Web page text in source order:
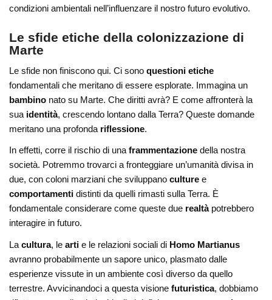
condizioni ambientali nell’influenzare il nostro futuro evolutivo.
Le sfide etiche della colonizzazione di
Marte
Le sfide non finiscono qui. Ci sonoquestioni etiche
fondamentali che meritano di essere esplorate. Immagina un
bambino nato su Marte. Che diritti avrà? E come affronterà la
sua identità, crescendo lontano dalla Terra? Queste domande
meritano una profonda riflessione.
In effetti, corre il rischio di unaframmentazione della nostra
società. Potremmo trovarci a fronteggiare un’umanità divisa in
due, con coloni marziani che sviluppanoculture e
comportamenti distinti da quelli rimasti sulla Terra. È
fondamentale considerare come queste due realtàpotrebbero
interagire in futuro.
Lacultura, learti e le relazioni sociali di Homo Martianus
avranno probabilmente un sapore unico, plasmato dalle
esperienze vissute in un ambiente così diverso da quello
terrestre. Avvicinandoci a questa visionefuturistica, dobbiamo